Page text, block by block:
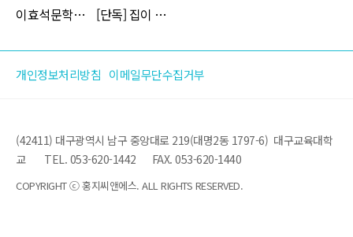
이효석문학상 수상작품집 2020 [단독] 집이 나에게 물어온 것들
개인정보처리방침 이메일무단수집거부
(42411) 대구광역시 남구 중앙대로 219(대명2동 1797-6) 대구교육대학
교
TEL. 053-620-1442 FAX. 053-620-1440
COPYRIGHT ⓒ 홍지씨앤에스. ALL RIGHTS RESERVED.